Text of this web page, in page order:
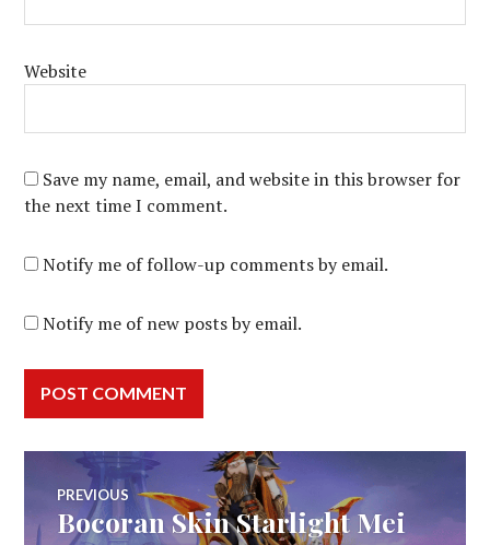
Website
Save my name, email, and website in this browser for
the next time I comment.
Notify me of follow-up comments by email.
Notify me of new posts by email.
Post
PREVIOUS
Previous
Bocoran Skin Starlight Mei